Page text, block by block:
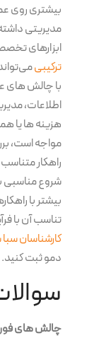
بیشتری روی
مدیریتی
ابزارهای
ترکیبی
با چالش های
اطلاعات،
هزینه ها یا
مواجه است،
راهکار
شروع مناسبی
بیشتر با
تناسب آن با
کارشناسان
دمو ثبت کنید.
چالش های